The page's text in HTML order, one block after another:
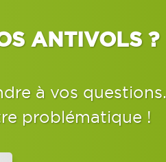
ANTIVOLS ?
à vos questions.
problématique !